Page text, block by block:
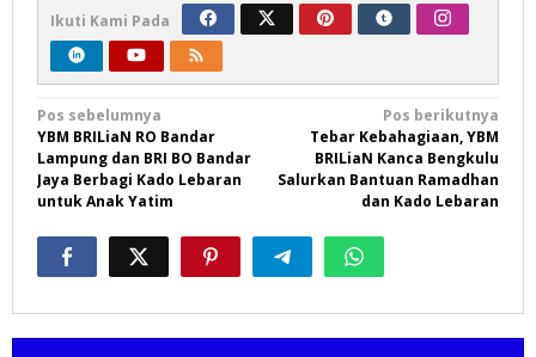
Ikuti Kami Pada
Navigasi
pos
Pos sebelumnya
YBM BRILiaN RO Bandar
Lampung dan BRI BO Bandar
Jaya Berbagi Kado Lebaran
untuk Anak Yatim
Pos berikutnya
Tebar Kebahagiaan, YBM
BRILiaN Kanca Bengkulu
Salurkan Bantuan Ramadhan
dan Kado Lebaran